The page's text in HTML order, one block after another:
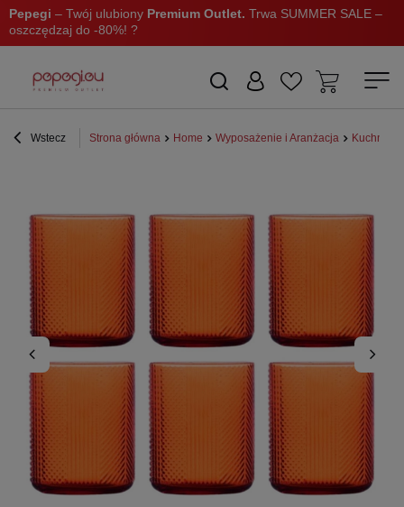
Pepegi – Twój ulubiony Premium Outlet. Trwa SUMMER SALE –
oszczędzaj do -80%! ?
Wstecz Strona główna Home Wyposażenie i Aranżacja Kuchnia i